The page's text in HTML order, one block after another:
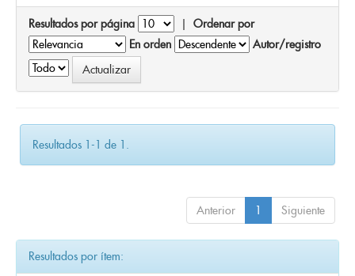
Resultados por página | Ordenar por
En orden
Autor/registro
Resultados 1-1 de 1.
Anterior 1 Siguiente
Resultados por ítem: